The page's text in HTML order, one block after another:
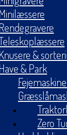
&
& Park
Zero